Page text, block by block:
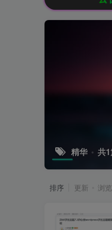
精华 共
排序 更新 浏览